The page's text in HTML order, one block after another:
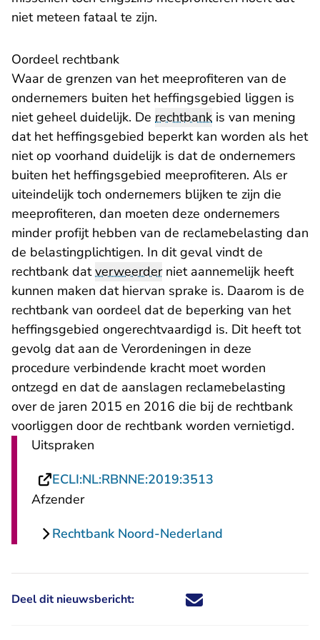
niet meteen fataal te zijn.
Oordeel rechtbank
Waar de grenzen van het meeprofiteren van de
ondernemers buiten het heffingsgebied liggen is
niet geheel duidelijk. De rechtbank is van mening
dat het heffingsgebied beperkt kan worden als het
niet op voorhand duidelijk is dat de ondernemers
buiten het heffingsgebied meeprofiteren. Als er
uiteindelijk toch ondernemers blijken te zijn die
meeprofiteren, dan moeten deze ondernemers
minder profijt hebben van de reclamebelasting dan
de belastingplichtigen. In dit geval vindt de
rechtbank datverweerderniet aannemelijk heeft
kunnen maken dat hiervan sprake is. Daarom is de
rechtbank van oordeel dat de beperking van het
heffingsgebied ongerechtvaardigd is. Dit heeft tot
gevolg dat aan de Verordeningen in deze
procedure verbindende kracht moet worden
ontzegd en dat de aanslagen reclamebelasting
over de jaren 2015 en 2016 die bij de rechtbank
voorliggen door de rechtbank worden vernietigd.
Uitspraken
ECLI:NL:RBNNE:2019:3513
Afzender
Rechtbank Noord-Nederland
Deel dit nieuwsbericht: Deel dit nieuwsbericht via X -
Deel dit nieuwsbericht via
Deel dit nieuwsbericht
Deel dit